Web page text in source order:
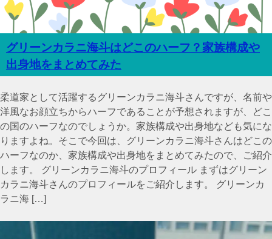
グリーンカラニ海斗はどこのハーフ？家族構成や
出身地をまとめてみた
柔道家として活躍するグリーンカラニ海斗さんですが、名前や
洋風なお顔立ちからハーフであることが予想されますが、どこ
の国のハーフなのでしょうか。家族構成や出身地なども気にな
りますよね。そこで今回は、グリーンカラニ海斗さんはどこの
ハーフなのか、家族構成や出身地をまとめてみたので、ご紹介
します。 グリーンカラニ海斗のプロフィール まずはグリーン
カラニ海斗さんのプロフィールをご紹介します。 グリーンカ
ラニ海 […]